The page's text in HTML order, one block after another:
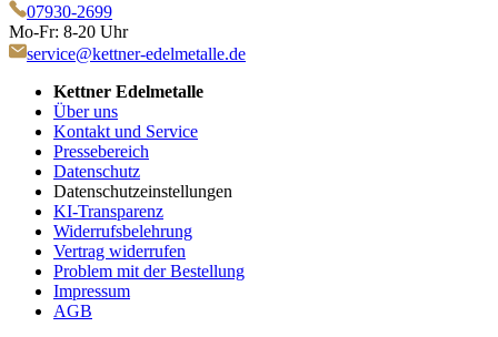
07930-2699
Mo-Fr: 8-20 Uhr
service@kettner-edelmetalle.de
Kettner Edelmetalle
Über uns
Kontakt und Service
Pressebereich
Datenschutz
Datenschutzeinstellungen
KI-Transparenz
Widerrufsbelehrung
Vertrag widerrufen
Problem mit der Bestellung
Impressum
AGB